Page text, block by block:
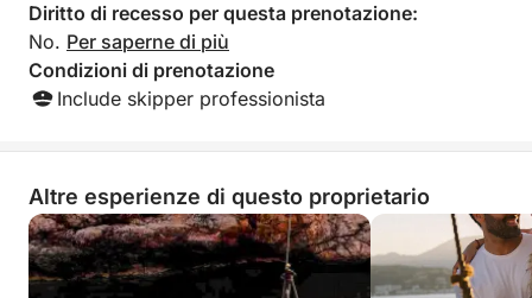
Diritto di recesso per questa prenotazione:
No. Per saperne di più
Condizioni di prenotazione
Include skipper professionista
Altre esperienze di questo proprietario